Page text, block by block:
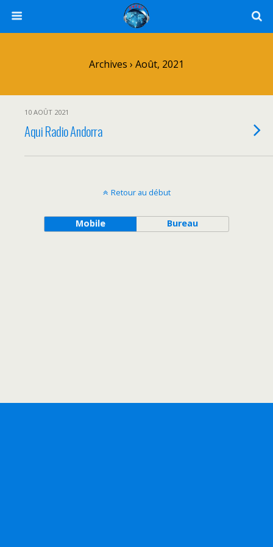
Archives › Août, 2021
10 AOÛT 2021
Aqui Radio Andorra
Retour au début
Mobile Bureau